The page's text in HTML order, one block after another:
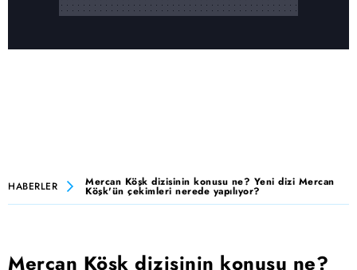
HABERLER Mercan Köşk dizisinin konusu ne? Yeni dizi Mercan
Köşk'ün çekimleri nerede yapılıyor?
Mercan Köşk dizisinin konusu ne?